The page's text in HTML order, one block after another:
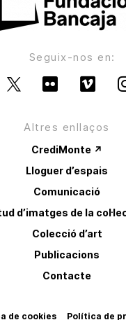
Seguix-nos en:
Altres enllaços
CrediMonte ↗
Lloguer d’espais
Comunicació
d’imatges de la
Colecció d’art
Publicacions
Contacte
de cookies Política de